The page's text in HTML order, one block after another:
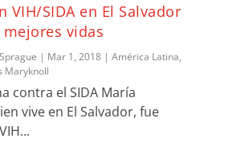
VIH/SIDA en El Salvador
vidas
| Mar 1, 2018 |América Latina,
Maryknoll
contra el SIDA María
vive en El Salvador, fue